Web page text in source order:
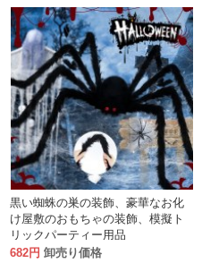
黒い蜘蛛の巣の装飾、豪華なお化
け屋敷のおもちゃの装飾、模擬ト
リックパーティー用品
682円 卸売り価格